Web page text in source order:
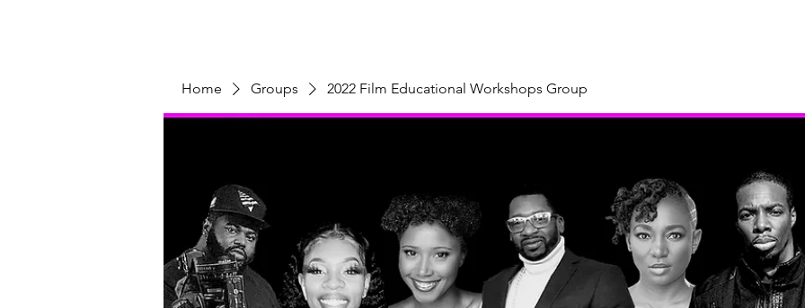
Home Groups 2022 Film Educational Workshops Group